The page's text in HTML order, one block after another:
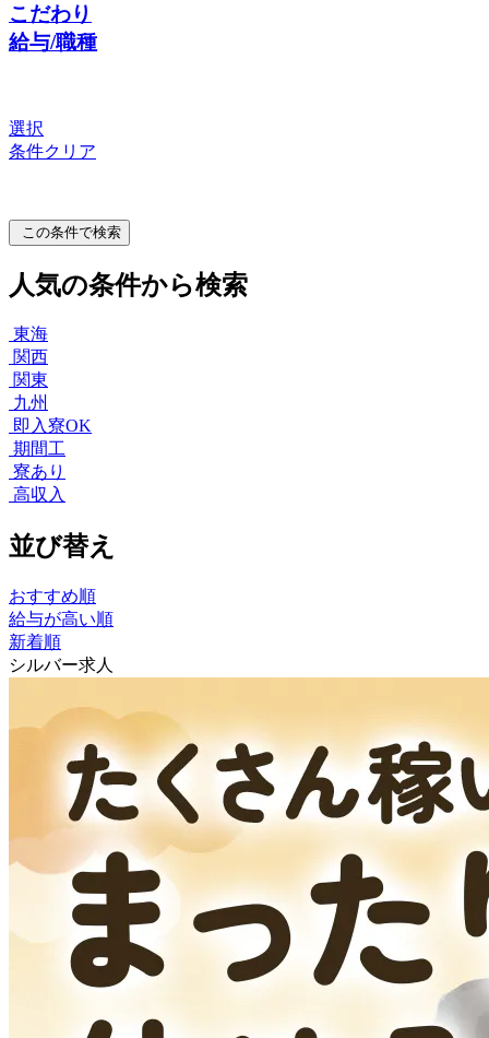
こだわり
給与/職種
選択
条件クリア
この条件で検索
人気の条件から検索
東海
関西
関東
九州
即入寮OK
期間工
寮あり
高収入
並び替え
おすすめ順
給与が高い順
新着順
シルバー求人